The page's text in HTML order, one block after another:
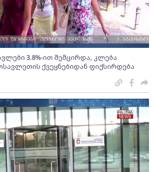
3.8%-ით შემცირდა, კლება
ქვეყნებიდან ფიქსირდება